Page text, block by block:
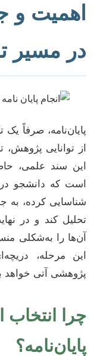
اهمیت و
در مسیر
پایان‌نامه، صرفاً
از توانایی
این سند علمی،
است که دانشجو
شناسایی کرده، به
تحلیل کند و در
آن‌ها را به‌شکلی
این مرحله،
پژوهشی آتی خواهد
چرا انتخاب
پایان‌نامه؟